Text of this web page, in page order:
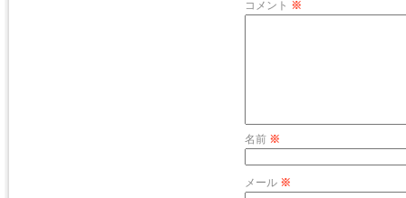
コメント ※
名前 ※
メール ※